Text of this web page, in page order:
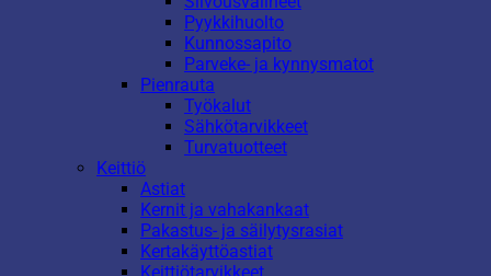
Pyykkihuolto
Kunnossapito
Parveke- ja kynnysmatot
Pienrauta
Työkalut
Sähkötarvikkeet
Turvatuotteet
Keittiö
Astiat
Kernit ja vahakankaat
Pakastus- ja säilytysrasiat
Kertakäyttöastiat